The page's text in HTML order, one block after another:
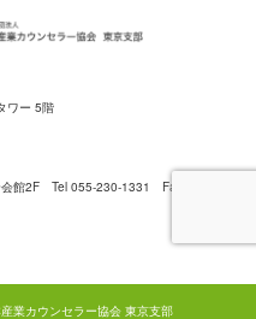
ワー 5階
館2F Tel 055-230-1331 Fax 055-222-
業カウンセラー協会 東京支部